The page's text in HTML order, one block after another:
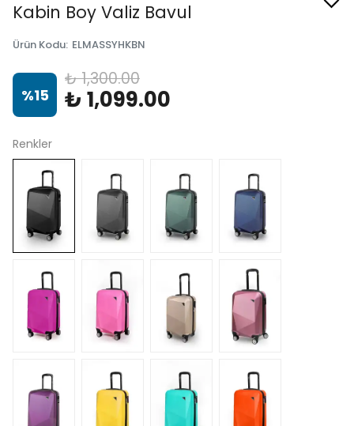
Kabin Boy Valiz Bavul
Ürün Kodu: ELMASSYHKBN
%15
₺ 1,300.00
₺ 1,099.00
Renkler